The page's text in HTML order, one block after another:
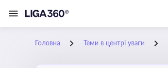
Головна Теми в центрі уваги